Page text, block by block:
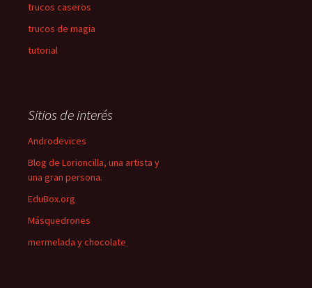
trucos caseros
trucos de magia
tutorial
Sitios de interés
Androdevices
Blog de Lorioncilla, una artista y
una gran persona.
EduBox.org
Másquedrones
mermelada y chocolate